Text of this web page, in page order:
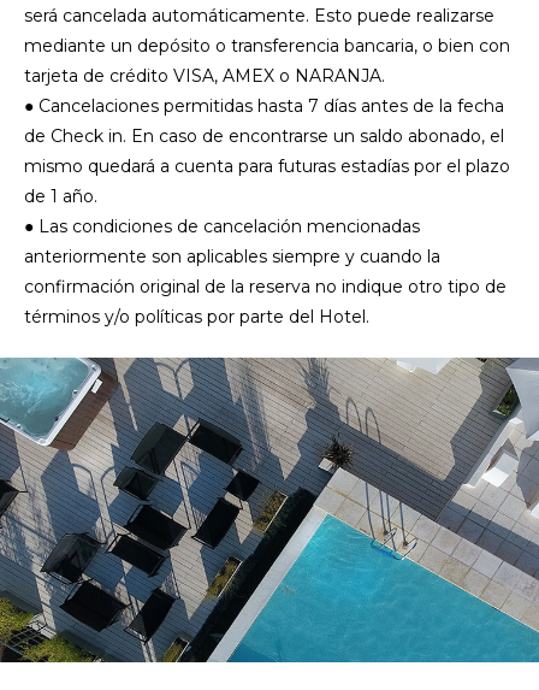
será cancelada automáticamente. Esto puede realizarse
mediante un depósito o transferencia bancaria, o bien con
tarjeta de crédito VISA, AMEX o NARANJA.
● Cancelaciones permitidas hasta 7 días antes de la fecha
de Check in. En caso de encontrarse un saldo abonado, el
mismo quedará a cuenta para futuras estadías por el plazo
de 1 año.
● Las condiciones de cancelación mencionadas
anteriormente son aplicables siempre y cuando la
confirmación original de la reserva no indique otro tipo de
términos y/o políticas por parte del Hotel.